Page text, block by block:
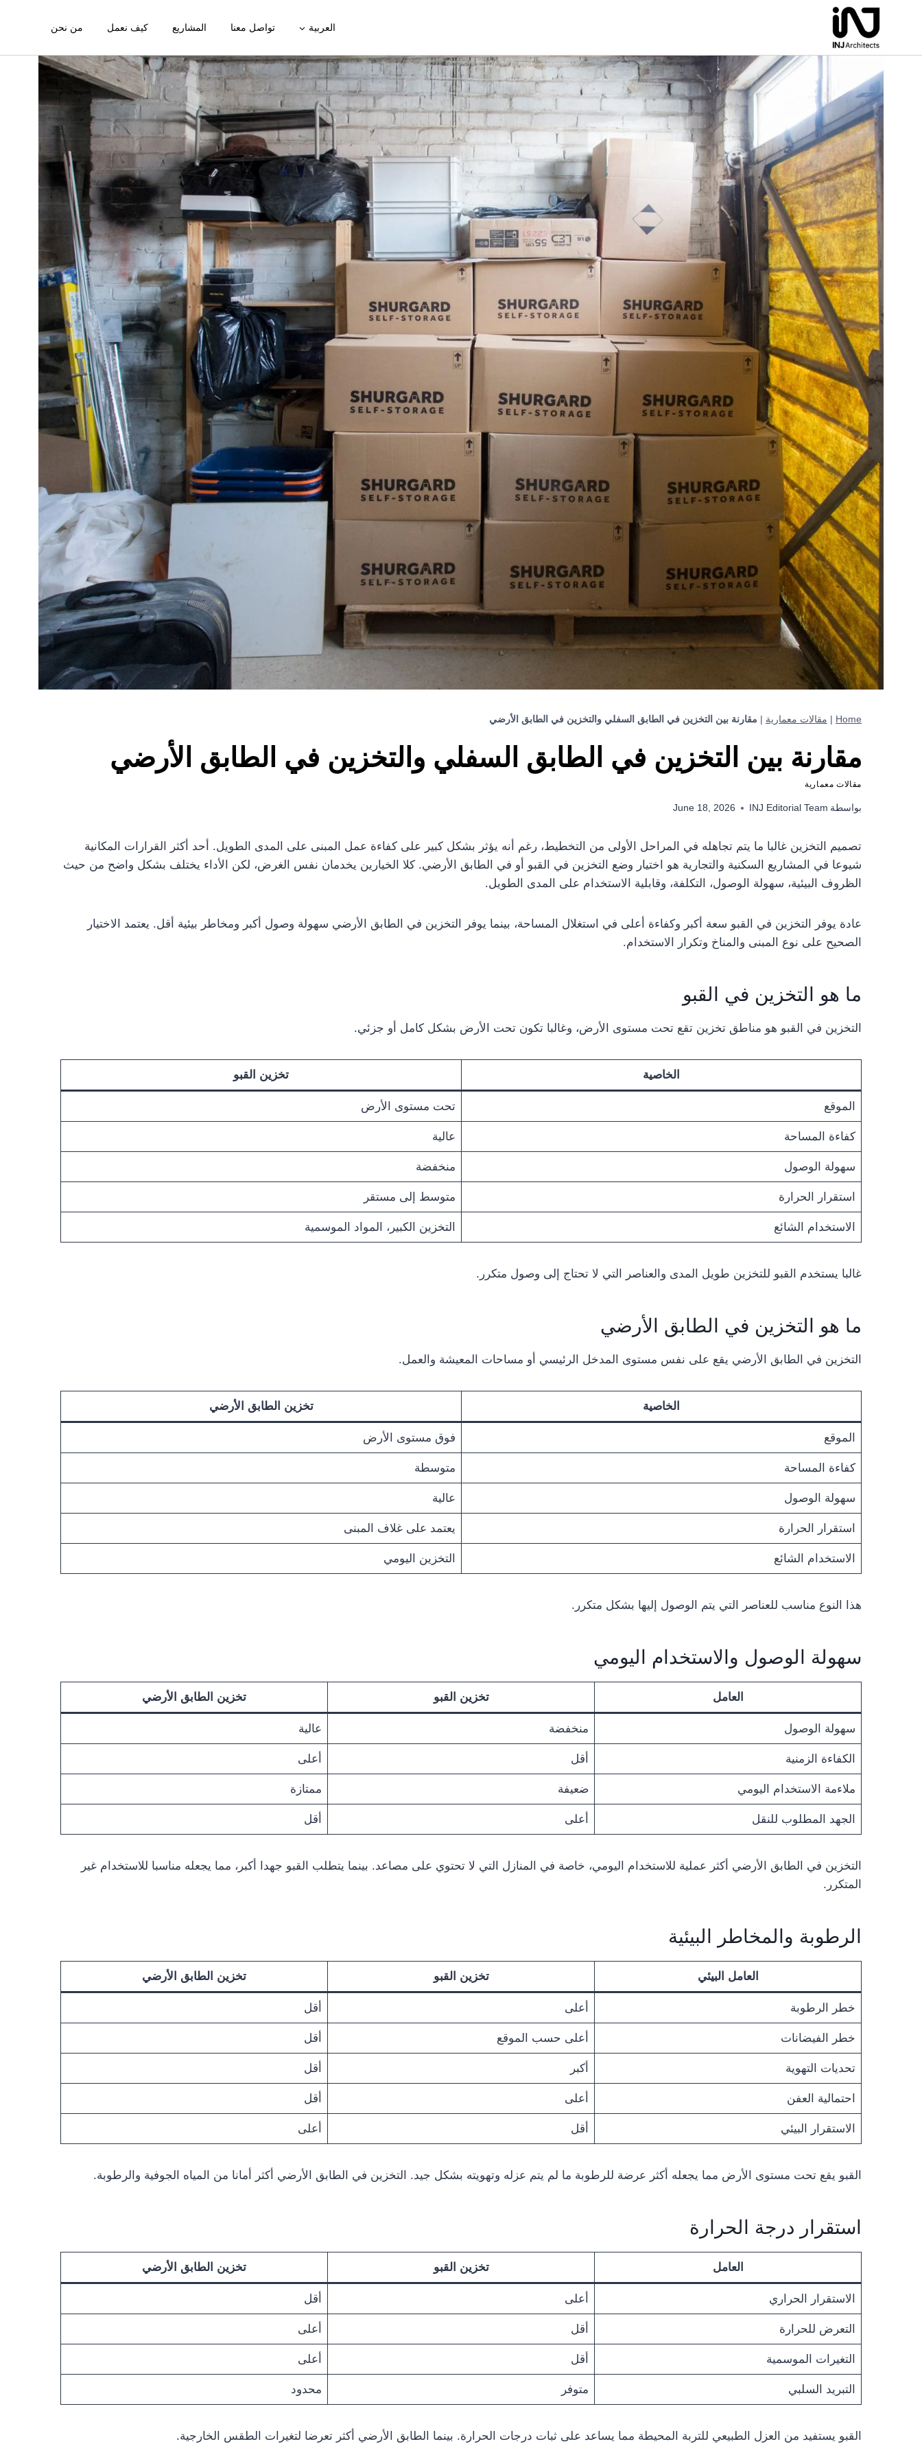
العربية تواصل معنا المشاريع كيف نعمل من نحن
Home
| مقالات معمارية | مقارنة بين التخزين في الطابق السفلي والتخزين في الطابق الأرضي
مقارنة بين التخزين في الطابق السفلي والتخزين في الطابق الأرضي
مقالات معمارية
بواسطة INJ Editorial Team
June 18, 2026
تصميم التخزين غالبا ما يتم تجاهله في المراحل الأولى من التخطيط، رغم أنه يؤثر بشكل كبير على كفاءة عمل المبنى على المدى الطويل. أحد أكثر القرارات المكانية
شيوعا في المشاريع السكنية والتجارية هو اختيار وضع التخزين في القبو أو في الطابق الأرضي. كلا الخيارين يخدمان نفس الغرض، لكن الأداء يختلف بشكل واضح من حيث
الظروف البيئية، سهولة الوصول، التكلفة، وقابلية الاستخدام على المدى الطويل.
عادة يوفر التخزين في القبو سعة أكبر وكفاءة أعلى في استغلال المساحة، بينما يوفر التخزين في الطابق الأرضي سهولة وصول أكبر ومخاطر بيئية أقل. يعتمد الاختيار
الصحيح على نوع المبنى والمناخ وتكرار الاستخدام.
ما هو التخزين في القبو
التخزين في القبو هو مناطق تخزين تقع تحت مستوى الأرض، وغالبا تكون تحت الأرض بشكل كامل أو جزئي.
الخاصية تخزين القبو
الموقع تحت مستوى الأرض
كفاءة المساحة عالية
سهولة الوصول منخفضة
استقرار الحرارة متوسط إلى مستقر
الاستخدام الشائع التخزين الكبير، المواد الموسمية
غالبا يستخدم القبو للتخزين طويل المدى والعناصر التي لا تحتاج إلى وصول متكرر.
ما هو التخزين في الطابق الأرضي
التخزين في الطابق الأرضي يقع على نفس مستوى المدخل الرئيسي أو مساحات المعيشة والعمل.
الخاصية تخزين الطابق الأرضي
الموقع فوق مستوى الأرض
كفاءة المساحة متوسطة
سهولة الوصول عالية
استقرار الحرارة يعتمد على غلاف المبنى
الاستخدام الشائع التخزين اليومي
هذا النوع مناسب للعناصر التي يتم الوصول إليها بشكل متكرر.
سهولة الوصول والاستخدام اليومي
العامل تخزين القبو تخزين الطابق الأرضي
سهولة الوصول منخفضة عالية
الكفاءة الزمنية أقل أعلى
ملاءمة الاستخدام اليومي ضعيفة ممتازة
الجهد المطلوب للنقل أعلى أقل
التخزين في الطابق الأرضي أكثر عملية للاستخدام اليومي، خاصة في المنازل التي لا تحتوي على مصاعد. بينما يتطلب القبو جهدا أكبر، مما يجعله مناسبا للاستخدام غير
المتكرر.
الرطوبة والمخاطر البيئية
العامل البيئي تخزين القبو تخزين الطابق الأرضي
خطر الرطوبة أعلى أقل
خطر الفيضانات أعلى حسب الموقع أقل
تحديات التهوية أكبر أقل
احتمالية العفن أعلى أقل
الاستقرار البيئي أقل أعلى
القبو يقع تحت مستوى الأرض مما يجعله أكثر عرضة للرطوبة ما لم يتم عزله وتهويته بشكل جيد. التخزين في الطابق الأرضي أكثر أمانا من المياه الجوفية والرطوبة.
استقرار درجة الحرارة
العامل تخزين القبو تخزين الطابق الأرضي
الاستقرار الحراري أعلى أقل
التعرض للحرارة أقل أعلى
التغيرات الموسمية أقل أعلى
التبريد السلبي متوفر محدود
القبو يستفيد من العزل الطبيعي للتربة المحيطة مما يساعد على ثبات درجات الحرارة. بينما الطابق الأرضي أكثر تعرضا لتغيرات الطقس الخارجية.